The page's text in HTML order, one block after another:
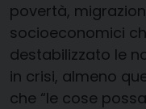
povertà,
socioeconomici
destabilizzato le
in crisi, almeno
che “le cose